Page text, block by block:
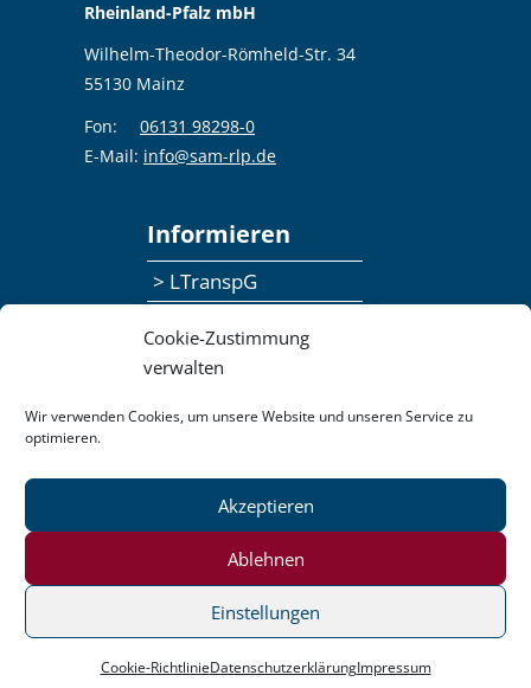
Cookie-Zustimmung
verwalten
Wir verwenden Cookies, um unsere Website und unseren Service zu
optimieren.
Akzeptieren
Ablehnen
Einstellungen
Cookie-RichtlinieDatenschutzerklärungImpressum
Rheinland-Pfalz mbH
Wilhelm-Theodor-Römheld-Str. 34
55130 Mainz
Fon:
06131 98298-0
E-Mail: info@sam-rlp.de
Informieren
> LTranspG
> Publikationen
Datenschutzerklärung
Impressum
Pressemitteilungen
Barrierefreiheit
Login